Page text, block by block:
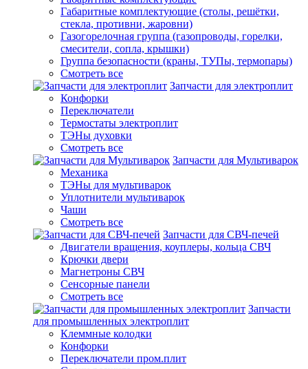
Габаритные комплектующие (столы, решётки,
стекла, противни, жаровни)
Газогорелочная группа (газопроводы, горелки,
смесители, сопла, крышки)
Группа безопасности (краны, ТУПы, термопары)
Смотреть все
Запчасти для электроплит
Конфорки
Переключатели
Термостаты электроплит
ТЭНы духовки
Смотреть все
Запчасти для Мультиварок
Механика
ТЭНы для мультиварок
Уплотнители мультиварок
Чаши
Смотреть все
Запчасти для СВЧ-печей
Двигатели вращения, коуплеры, кольца СВЧ
Крючки двери
Магнетроны СВЧ
Сенсорные панели
Смотреть все
Запчасти
для промышленных электроплит
Клеммные колодки
Конфорки
Переключатели пром.плит